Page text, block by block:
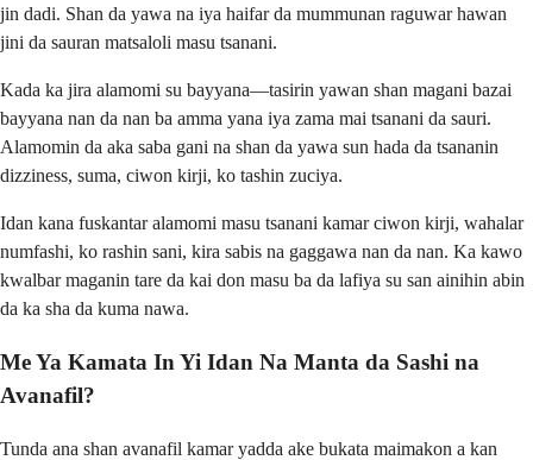
jin dadi. Shan da yawa na iya haifar da mummunan raguwar hawan
jini da sauran matsaloli masu tsanani.
Kada ka jira alamomi su bayyana—tasirin yawan shan magani bazai
bayyana nan da nan ba amma yana iya zama mai tsanani da sauri.
Alamomin da aka saba gani na shan da yawa sun hada da tsananin
dizziness, suma, ciwon kirji, ko tashin zuciya.
Idan kana fuskantar alamomi masu tsanani kamar ciwon kirji, wahalar
numfashi, ko rashin sani, kira sabis na gaggawa nan da nan. Ka kawo
kwalbar maganin tare da kai don masu ba da lafiya su san ainihin abin
da ka sha da kuma nawa.
Me Ya Kamata In Yi Idan Na Manta da Sashi na
Avanafil?
Tunda ana shan avanafil kamar yadda ake bukata maimakon a kan